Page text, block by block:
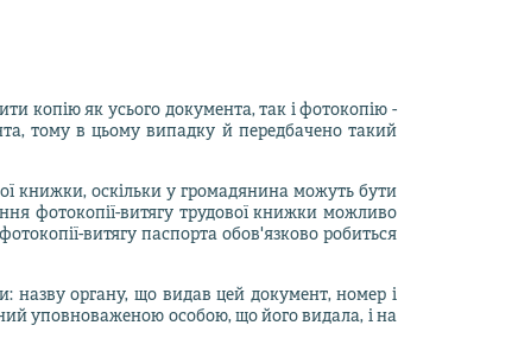
копію як усього документа, так і фотокопію -
тому в цьому випадку й передбачено такий
книжки, оскільки у громадянина можуть бути
фотокопії-витягу трудової книжки можливо
витягу паспорта обов'язково робиться
назву органу, що видав цей документ, номер і
уповноваженою особою, що його видала, і на